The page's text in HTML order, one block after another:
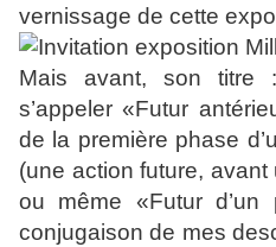
vernissage de cette
Mais avant, son titre
s’appeler «Futur
de la première phase
(une action future,
ou même «Futur
conjugaison de mes